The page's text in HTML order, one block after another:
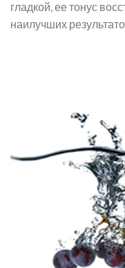
гладкой, ее тонус
наилучших